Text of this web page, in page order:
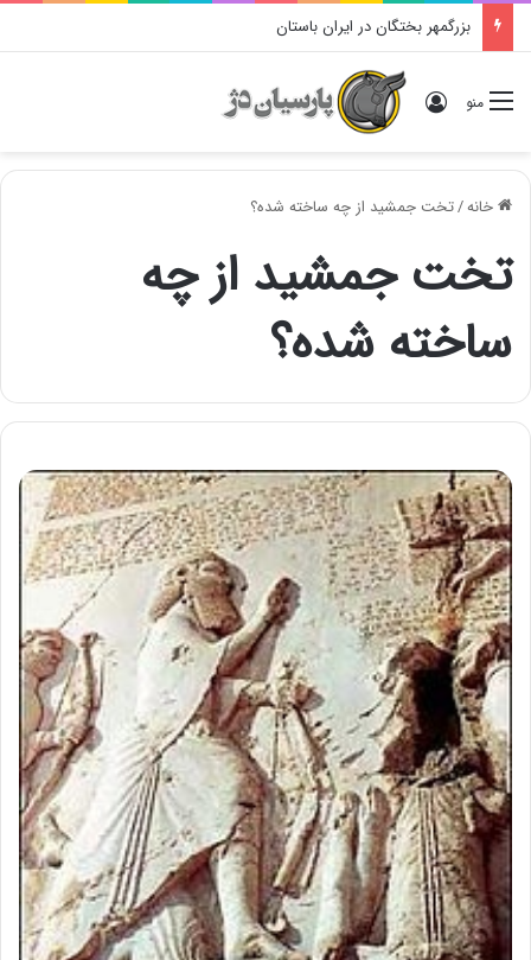
بزرگمهر بختگان در ایران باستان
منو ورود
خانه/تخت جمشید از چه ساخته شده؟
تخت جمشید از چه
ساخته شده؟